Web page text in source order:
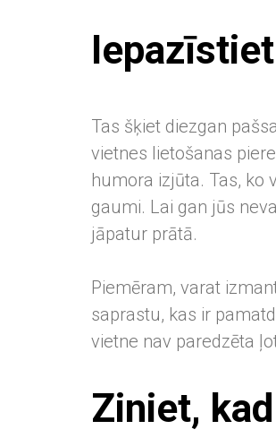
Tas šķiet diezgan
vietnes lietošanas
humora izjūta. Tas, ko
gaumi. Lai gan jūs
jāpatur prātā.
Piemēram, varat
saprastu, kas ir
vietne nav paredzēta
Ziniet,